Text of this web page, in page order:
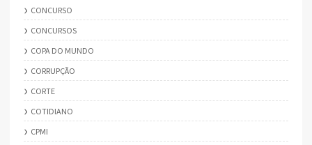
CONCURSO
CONCURSOS
COPA DO MUNDO
CORRUPÇÃO
CORTE
COTIDIANO
CPMI